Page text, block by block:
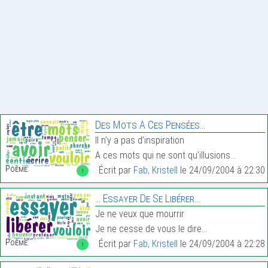
1
Poème:
Des Mots À Ces Pensées…
Il n’y a pas d’inspiration
A ces mots qui ne sont qu’illusions…
Écrit par Fab, Kristell le 24/09/2004 à 22:30
1
Poème:
… Essayer De Se Libérer…
Je ne veux que mourrir
Je ne cesse de vous le dire…
Écrit par Fab, Kristell le 24/09/2004 à 22:28